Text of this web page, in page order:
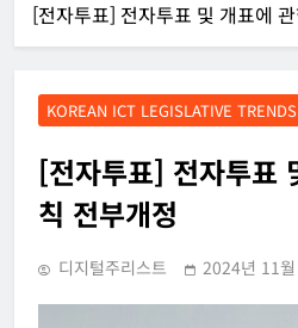
[전자투표] 전자투표 및 개표에
KOREAN ICT LEGISLATIVE TRENDS
[전자투표] 전자투표
칙 전부개정
디지털주리스트 2024년 11